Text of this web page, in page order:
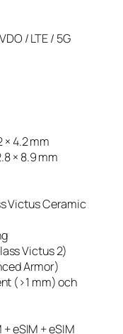
/ LTE / 5G
× 4.2 mm
× 8.9 mm
Victus Ceramic
Victus 2)
Armor)
(>1 mm) och
eSIM + eSIM